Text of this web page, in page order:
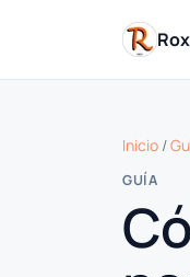
Inicio /
GUÍA